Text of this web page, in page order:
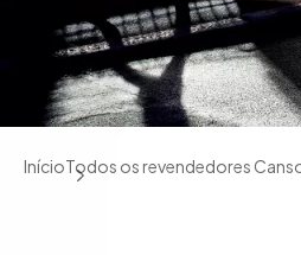
InícioTodos os revendedores